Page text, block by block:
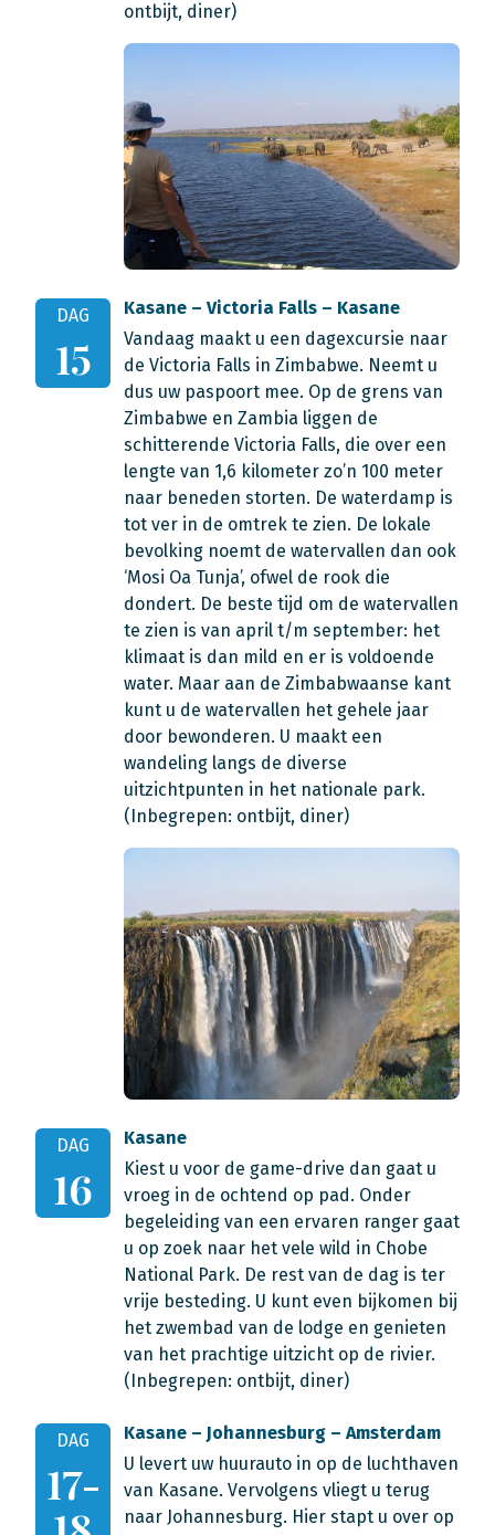
ontbijt, diner)
DAG
15
Kasane – Victoria Falls – Kasane
Vandaag maakt u een dagexcursie naar
de Victoria Falls in Zimbabwe. Neemt u
dus uw paspoort mee. Op de grens van
Zimbabwe en Zambia liggen de
schitterende Victoria Falls, die over een
lengte van 1,6 kilometer zo’n 100 meter
naar beneden storten. De waterdamp is
tot ver in de omtrek te zien. De lokale
bevolking noemt de watervallen dan ook
‘Mosi Oa Tunja’, ofwel de rook die
dondert. De beste tijd om de watervallen
te zien is van april t/m september: het
klimaat is dan mild en er is voldoende
water. Maar aan de Zimbabwaanse kant
kunt u de watervallen het gehele jaar
door bewonderen. U maakt een
wandeling langs de diverse
uitzichtpunten in het nationale park.
(Inbegrepen: ontbijt, diner)
DAG
16
Kasane
Kiest u voor de game-drive dan gaat u
vroeg in de ochtend op pad. Onder
begeleiding van een ervaren ranger gaat
u op zoek naar het vele wild in Chobe
National Park. De rest van de dag is ter
vrije besteding. U kunt even bijkomen bij
het zwembad van de lodge en genieten
van het prachtige uitzicht op de rivier.
(Inbegrepen: ontbijt, diner)
DAG
17-
Kasane – Johannesburg – Amsterdam
U levert uw huurauto in op de luchthaven
van Kasane. Vervolgens vliegt u terug
naar Johannesburg. Hier stapt u over op